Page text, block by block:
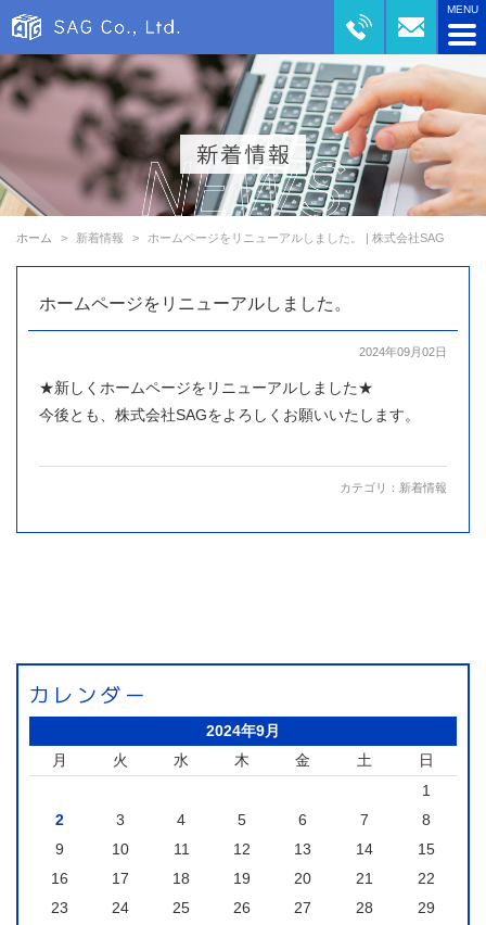
ホーム 新着情報 ホームページをリニューアルしました。 | 株式会社SAG
ホームページをリニューアルしました。
2024年09月02日
★新しくホームページをリニューアルしました★
今後とも、株式会社SAGをよろしくお願いいたします。
カテゴリ： 新着情報
カレンダー
2024年9月
月
火 水 木 金 土 日
1
2
3 4 5 6 7
8
9
10 11 12 13 14
15
16
17 18 19 20 21
22
23
24 25 26 27 28
29